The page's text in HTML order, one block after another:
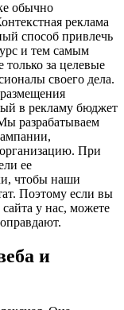
обычно
реклама
способ привлечь
и тем самым
за целевые
своего дела.
в рекламу бюджет
разрабатываем
При
ее
чтобы наши
Поэтому если вы
у нас, можете
и